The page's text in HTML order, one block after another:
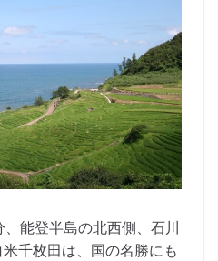
能登半島の北西側、石川
千枚田は、国の名勝にも